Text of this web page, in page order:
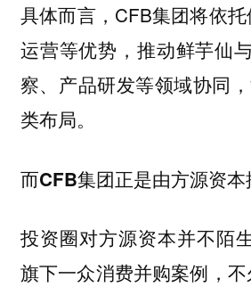
具体而言，CFB集团将依
运营等优势，推动鲜芋仙
察、产品研发等领域协同
类布局。
而CFB集团正是由方源资本
投资圈对方源资本并不陌
旗下一众消费并购案例，